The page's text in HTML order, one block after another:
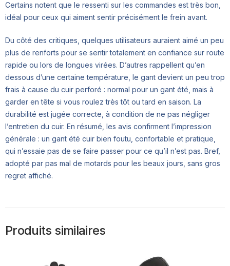
Certains notent que le ressenti sur les commandes est très bon,
idéal pour ceux qui aiment sentir précisément le frein avant.
Du côté des critiques, quelques utilisateurs auraient aimé un peu
plus de renforts pour se sentir totalement en confiance sur route
rapide ou lors de longues virées. D’autres rappellent qu’en
dessous d’une certaine température, le gant devient un peu trop
frais à cause du cuir perforé : normal pour un gant été, mais à
garder en tête si vous roulez très tôt ou tard en saison. La
durabilité est jugée correcte, à condition de ne pas négliger
l’entretien du cuir. En résumé, les avis confirment l’impression
générale : un gant été cuir bien foutu, confortable et pratique,
qui n’essaie pas de se faire passer pour ce qu’il n’est pas. Bref,
adopté par pas mal de motards pour les beaux jours, sans gros
regret affiché.
Produits similaires